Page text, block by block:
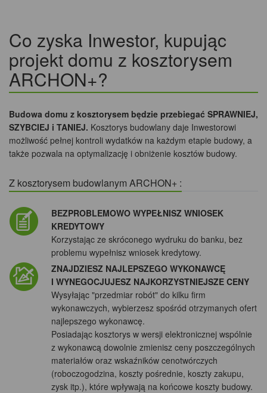
Co zyska Inwestor, kupując
projekt domu z kosztorysem
ARCHON+?
Budowa domu z kosztorysem będzie przebiegać SPRAWNIEJ,
SZYBCIEJ i TANIEJ. Kosztorys budowlany daje Inwestorowi
możliwość pełnej kontroli wydatków na każdym etapie budowy, a
także pozwala na optymalizację i obniżenie kosztów budowy.
Z kosztorysem budowlanym ARCHON+ :
BEZPROBLEMOWO WYPEŁNISZ WNIOSEK
KREDYTOWY
Korzystając ze skróconego wydruku do banku, bez
problemu wypełnisz wniosek kredytowy.
ZNAJDZIESZ NAJLEPSZEGO WYKONAWCĘ
I WYNEGOCJUJESZ NAJKORZYSTNIEJSZE CENY
Wysyłając "przedmiar robót" do kilku firm
wykonawczych, wybierzesz spośród otrzymanych ofert
najlepszego wykonawcę.
Posiadając kosztorys w wersji elektronicznej wspólnie
z wykonawcą dowolnie zmienisz ceny poszczególnych
materiałów oraz wskaźników cenotwórczych
(roboczogodzina, koszty pośrednie, koszty zakupu,
zysk itp.), które wpływają na końcowe koszty budowy.